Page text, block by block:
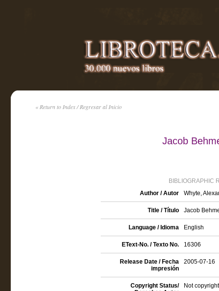
« Return to Index / Regresar al Inicio
Jacob
BIBLIOGRAPHIC
Author / Autor
Whyte,
Title / Título Jacob
Language / Idioma English
EText-No. / Texto No. 16306
Release Date / Fecha
impresión
2005-07-16
Copyright Status/
Not